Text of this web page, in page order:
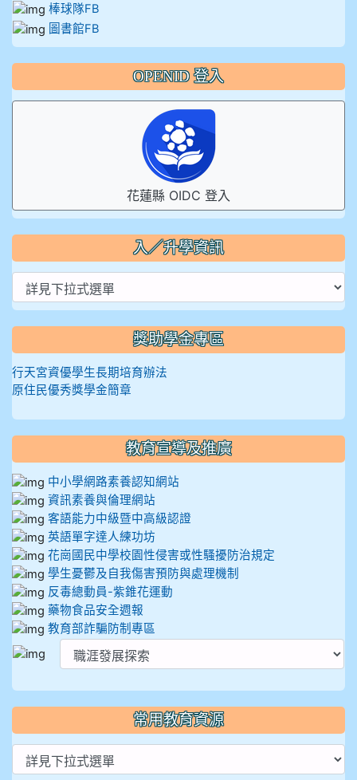
棒球隊FB
圖書館FB
OPENID 登入
花蓮縣 OIDC 登入
入／升學資訊
獎助學金專區
行天宮資優學生長期培育辦法
原住民優秀獎學金簡章
教育宣導及推廣
中小學網路素養認知網站
資訊素養與倫理網站
客語能力中級暨中高級認證
英語單字達人練功坊
花崗國民中學校園性侵害或性騷擾防治規定
學生憂鬱及自我傷害預防與處理機制
反毒總動員-紫錐花運動
藥物食品安全週報
教育部詐騙防制專區
常用教育資源